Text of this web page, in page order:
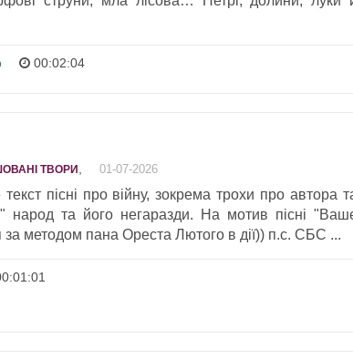
00:02:04
ТВОРИ , 01-07-2026
пісні про війну, зокрема трохи про автора
народ та його негаразди. На мотив пісні
за методом пана Ореста Лютого в дії)) п.с. СБС ...